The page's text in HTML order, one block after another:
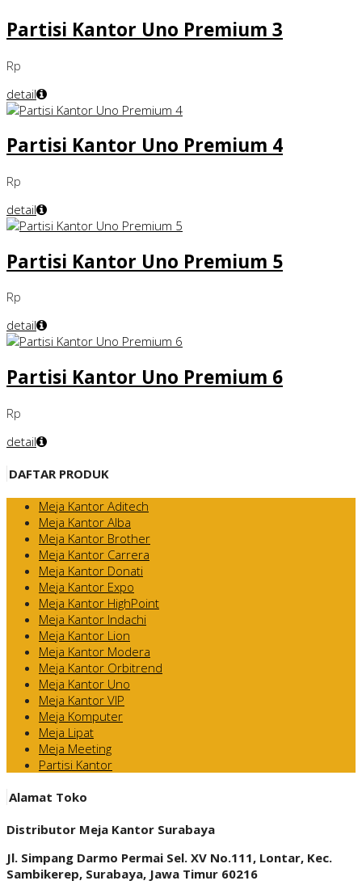
Partisi Kantor Uno Premium 3
Rp
detail
Partisi Kantor Uno Premium 4
Rp
detail
Partisi Kantor Uno Premium 5
Rp
detail
Partisi Kantor Uno Premium 6
Rp
detail
DAFTAR PRODUK
Meja Kantor Aditech
Meja Kantor Alba
Meja Kantor Brother
Meja Kantor Carrera
Meja Kantor Donati
Meja Kantor Expo
Meja Kantor HighPoint
Meja Kantor Indachi
Meja Kantor Lion
Meja Kantor Modera
Meja Kantor Orbitrend
Meja Kantor Uno
Meja Kantor VIP
Meja Komputer
Meja Lipat
Meja Meeting
Partisi Kantor
Alamat Toko
Distributor Meja Kantor Surabaya
Jl. Simpang Darmo Permai Sel. XV No.111, Lontar, Kec.
Sambikerep, Surabaya, Jawa Timur 60216